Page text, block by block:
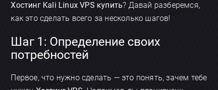
Хостинг Kali Linux VPS купить? Давай разберемся,
как это сделать всего за несколько шагов!
Шаг 1: Определение своих
потребностей
Первое, что нужно сделать — это понять, зачем тебе